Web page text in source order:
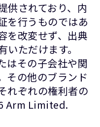
供されており、内
を行うものではあ
を改変せず、出典
ただけます。
その子会社や関
その他のブランド
れぞれの権利者の
Arm Limited.